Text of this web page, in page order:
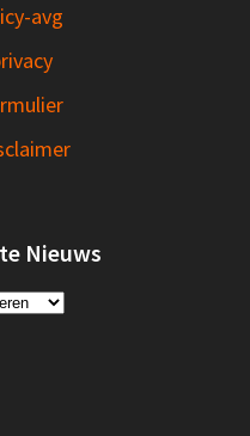
avg
Nieuws